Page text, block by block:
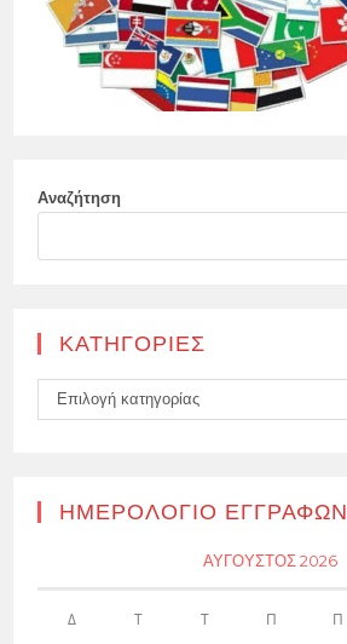
Αναζήτηση
KΑΤΗΓΟΡΊΕΣ
Kατηγορίες
Επιλογή κατηγορίας
ΗΜΕΡΟΛΌΓΙΟ ΕΓΓΡΑΦΏΝ
ΑΎΓΟΥΣΤΟΣ 2026
Δ Τ Τ Π Π